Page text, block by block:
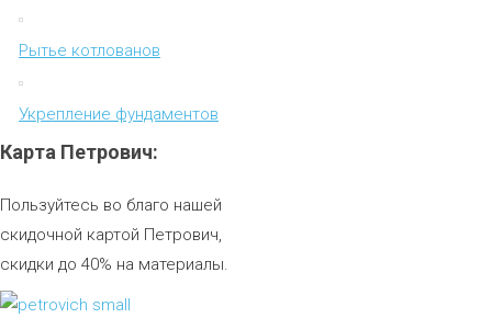
Рытье котлованов
Укрепление фундаментов
Карта Петрович:
Пользуйтесь во благо нашей
скидочной картой Петрович,
скидки до 40% на материалы.